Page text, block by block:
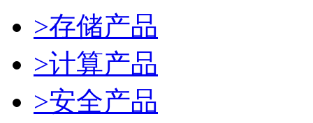
>存储产品
>计算产品
>安全产品